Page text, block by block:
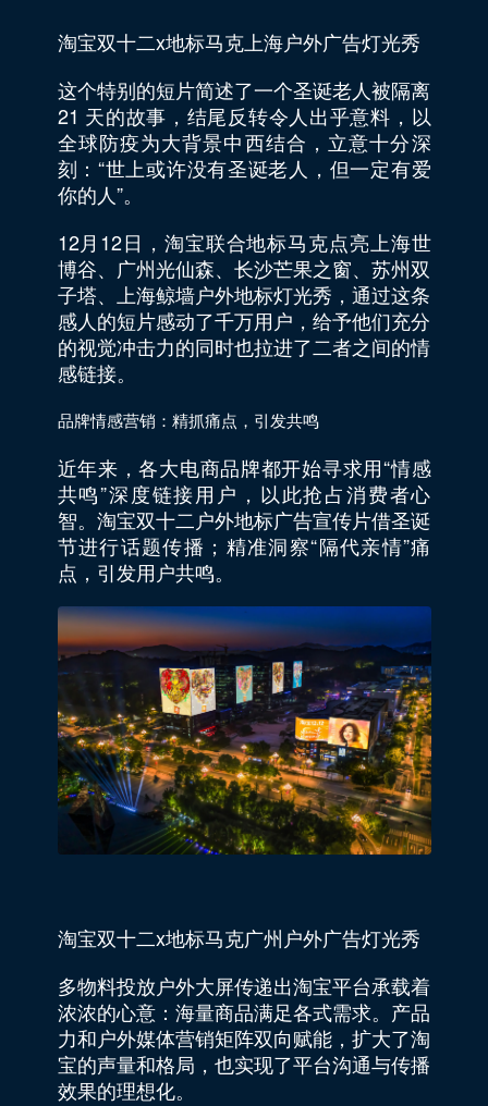
淘宝双十二x地标马克上海户外广告灯光秀
这个特别的短片简述了一个圣诞老人被隔离
21 天的故事，结尾反转令人出乎意料，以
全球防疫为大背景中西结合，立意十分深
刻：“世上或许没有圣诞老人，但一定有爱
你的人”。
12月12日，淘宝联合地标马克点亮上海世
博谷、广州光仙森、长沙芒果之窗、苏州双
子塔、上海鲸墙户外地标灯光秀，通过这条
感人的短片感动了千万用户，给予他们充分
的视觉冲击力的同时也拉进了二者之间的情
感链接。
品牌情感营销：精抓痛点，引发共鸣
近年来，各大电商品牌都开始寻求用“情感
共鸣”深度链接用户，以此抢占消费者心
智。淘宝双十二户外地标广告宣传片借圣诞
节进行话题传播；精准洞察“隔代亲情”痛
点，引发用户共鸣。
淘宝双十二x地标马克广州户外广告灯光秀
多物料投放户外大屏传递出淘宝平台承载着
浓浓的心意：海量商品满足各式需求。产品
力和户外媒体营销矩阵双向赋能，扩大了淘
宝的声量和格局，也实现了平台沟通与传播
效果的理想化。